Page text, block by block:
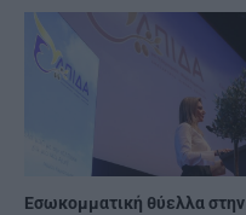
Εσωκομματική θύελλα στην